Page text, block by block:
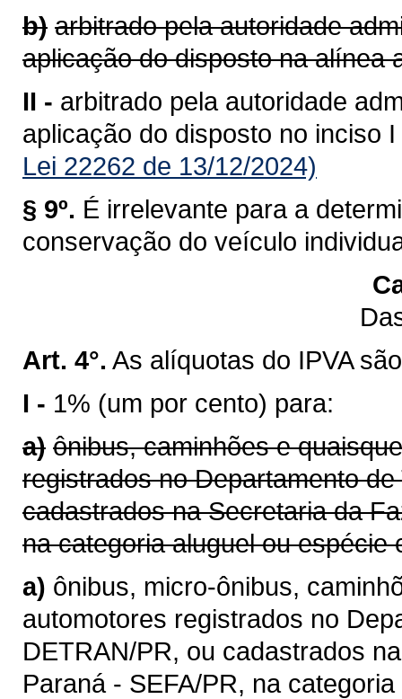
b) arbitrado pela autoridade
aplicação do disposto na alínea
II - arbitrado pela autoridade
aplicação do disposto no inciso
Lei 22262 de 13/12/2024)
§ 9º. É irrelevante para a
conservação do veículo
Art. 4°. As alíquotas do IPVA
I - 1% (um por cento) para:
a) ônibus, caminhões e
registrados no Departamento
cadastrados na Secretaria da
na categoria aluguel ou espécie
a) ônibus, micro-ônibus,
automotores registrados no
DETRAN/PR, ou cadastrados
Paraná - SEFA/PR, na